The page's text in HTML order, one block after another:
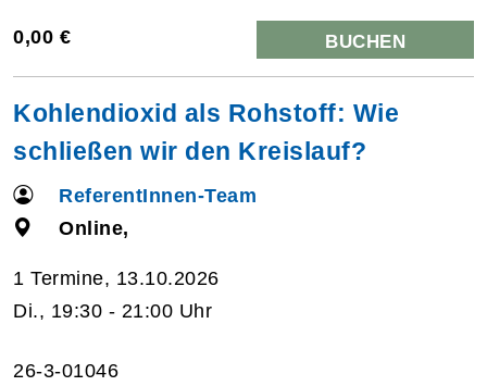
0,00 € BUCHEN
Kohlendioxid als Rohstoff: Wie
schließen wir den Kreislauf?
ReferentInnen-Team
Online,
1 Termine, 13.10.2026
Di., 19:30 - 21:00 Uhr
26-3-01046